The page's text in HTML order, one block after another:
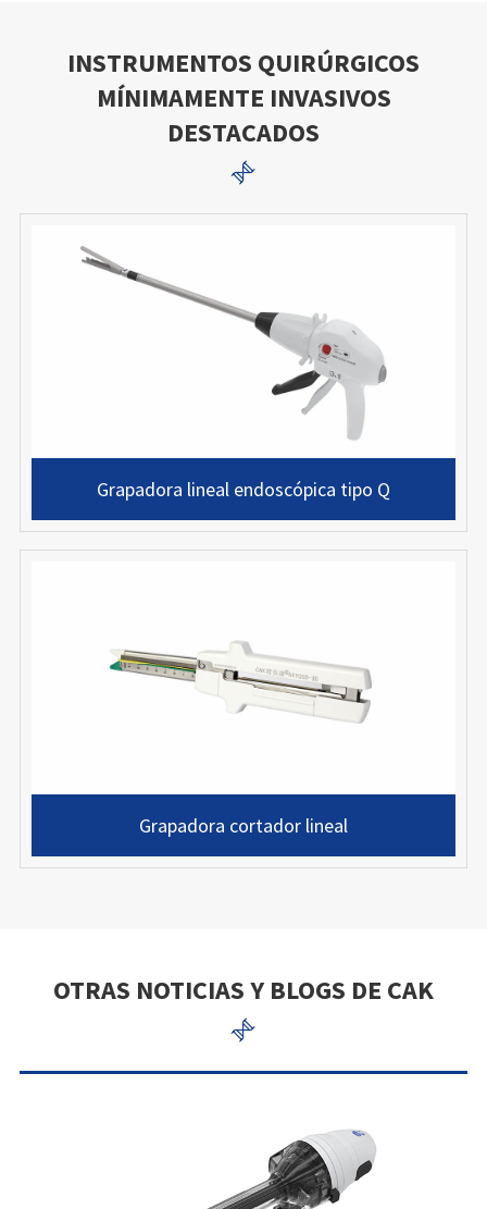
INSTRUMENTOS QUIRÚRGICOS
MÍNIMAMENTE INVASIVOS
DESTACADOS

Grapadora lineal endoscópica tipo Q
Grapadora cortador lineal
OTRAS NOTICIAS Y BLOGS DE CAK
